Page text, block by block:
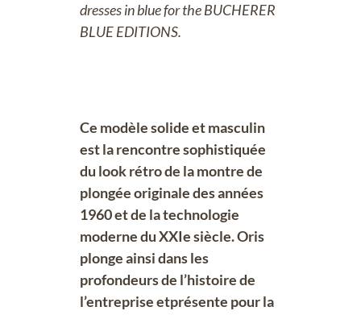
dresses in blue for the BUCHERER
BLUE EDITIONS.
Ce modèle solide et masculin
est la rencontre sophistiquée
du look rétro de la montre de
plongée originale des années
1960 et de la technologie
moderne du XXIe siècle. Oris
plonge ainsi dans les
profondeurs de l’histoire de
l’entreprise etprésente pour la